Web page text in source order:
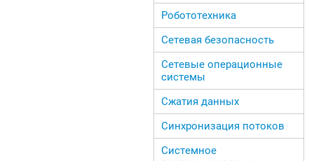
Робототехника
Сетевая безопасность
Сетевые операционные
системы
Сжатия данных
Синхронизация потоков
Системное